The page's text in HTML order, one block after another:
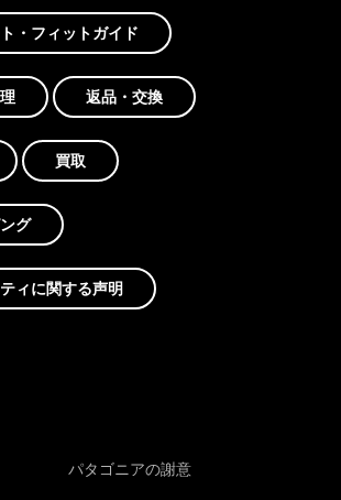
・フィットガイド
返品・交換
買取
グ
ィに関する声明
パタゴニアの謝意